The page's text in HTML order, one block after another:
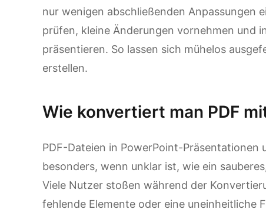
nur wenigen abschließenden Anpassungen
prüfen, kleine Änderungen vornehmen und
präsentieren. So lassen sich mühelos
erstellen.
Wie konvertiert man PDF
PDF-Dateien in PowerPoint-Präsentationen
besonders, wenn unklar ist, wie ein
Viele Nutzer stoßen während der
fehlende Elemente oder eine uneinheitliche